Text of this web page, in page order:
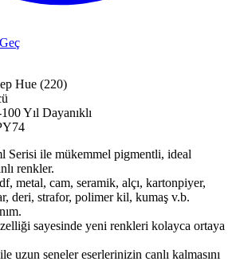
Hue (220)
Yıl Dayanıklı
Serisi ile mükemmel pigmentli, ideal
renkler.
metal, cam, seramik, alçı, kartonpiyer,
deri, strafor, polimer kil, kumaş v.b.
sayesinde yeni renkleri kolayca ortaya
uzun seneler eserlerinizin canlı kalmasını